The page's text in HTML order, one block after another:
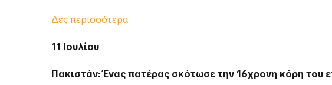
Δες περισσότερα
11 Ιουλίου
Πακιστάν: Ένας πατέρας σκότωσε την 16χρονη κόρη του